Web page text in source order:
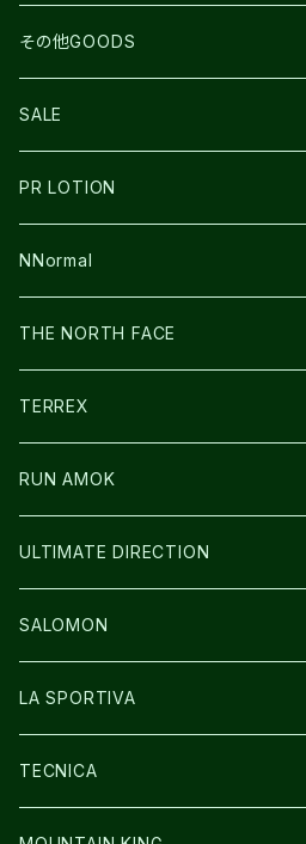
BEACH WALK
UNWASTED
THE NORTH FACE
RUN AMOK
NNormal
PETZL
ULTRASPIRE
BOOKMAN
その他GOODS
SNOWFOOT
PR LOTION
FUSION
ULTIMATE DIRECTION
CARL HOERECKE
ICE TRUST
SALE
SHOES
BAG
WEAR
その他GOODS
PR LOTION
NNormal
SHOES
WEAR
CAP/HAT
BAG
THE NORTH FACE
SHOES
WEAR
BAG
GLOVE
TERREX
RUN AMOK
WEAR
CAP/HAT
ULTIMATE DIRECTION
BAG
GLOVE
SOCKS
SALOMON
SHOES
BAG
LA SPORTIVA
SHOES
TECNICA